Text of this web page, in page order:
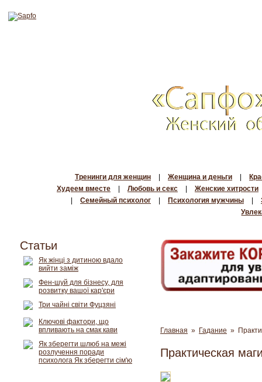
Тренинги для женщин Женщина и деньги
Худеем вместе
Любовь и секс
Женские хитрости
Семейный психолог Психология мужчины
Главная » Гадание »
Практическая
Статьи
Як жінці з дитиною вдало
вийти заміж
Фен-шуй для бізнесу, для
розвитку вашої кар'єри
Три чайні світи Фуцзяні
Ключові фактори, що
впливають на смак кави
Як зберегти шлюб на межі
розлучення поради
психолога Як зберегти сім'ю